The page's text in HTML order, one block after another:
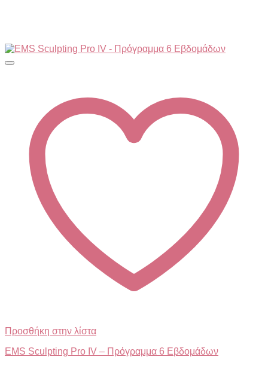
Προσθήκη στην λίστα
EMS Sculpting Pro IV – Πρόγραμμα 6 Εβδομάδων